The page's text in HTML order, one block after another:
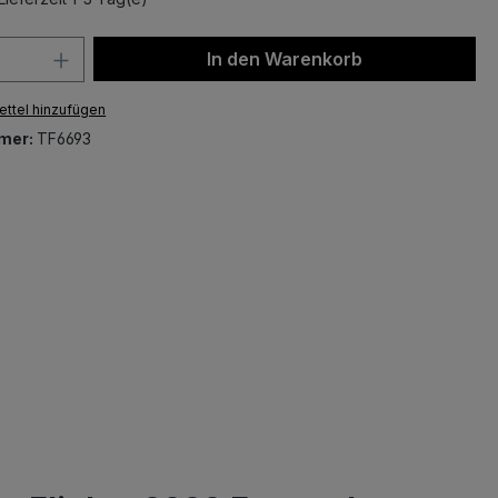
Anzahl: Gib den gewünschten Wert
In den Warenkorb
hinzufügen
TF6693